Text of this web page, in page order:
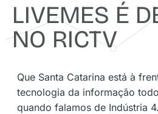
LIVEMES É
NO RICTV
Que Santa Catarina está à
tecnologia da informação
quando falamos de Indústria